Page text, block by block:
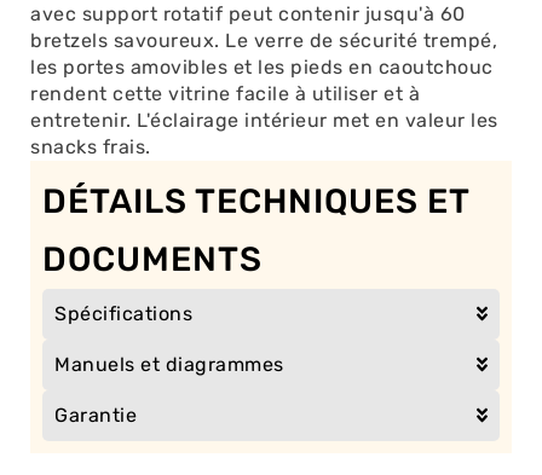
avec support rotatif peut contenir jusqu'à 60
bretzels savoureux. Le verre de sécurité trempé,
les portes amovibles et les pieds en caoutchouc
rendent cette vitrine facile à utiliser et à
entretenir. L'éclairage intérieur met en valeur les
snacks frais.
DÉTAILS TECHNIQUES ET
DOCUMENTS
Spécifications
Manuels et diagrammes
Garantie